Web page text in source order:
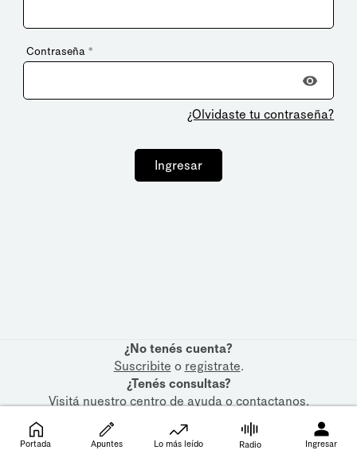
Contraseña *
¿Olvidaste tu contraseña?
Ingresar
¿No tenés cuenta?
Suscribite o registrate.
¿Tenés consultas?
Visitá nuestrocentro de ayudaocontactanos.
Portada Apuntes Lo más leído Radio Ingresar